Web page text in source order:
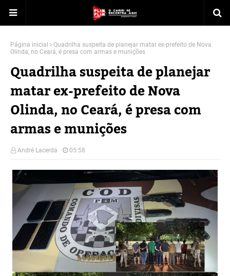
Página inicial
Quadrilha suspeita de planejar matar ex-prefeito de Nova
Olinda, no Ceará, é presa com armas e munições
Quadrilha suspeita de planejar
matar ex-prefeito de Nova
Olinda, no Ceará, é presa com
armas e munições
André Lacerda 05:58